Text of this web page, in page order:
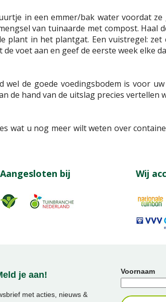
in een emmer/bak water voordat
van tuinaarde met compost.
plant in het plantgat. Een vuistregel:
voet aan en geef de eerste week elke
de goede voedingsbodem is voor
de hand van de uitslag precies vertellen
wat u nog meer wilt weten over
Aangesloten bij Wij
je aan!
met acties, nieuws &
Voornaam